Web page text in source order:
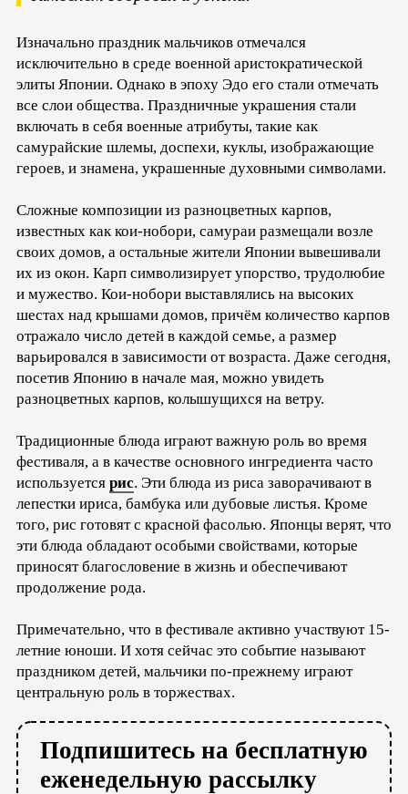
Изначально праздник мальчиков отмечался
исключительно в среде военной аристократической
элиты Японии. Однако в эпоху Эдо его стали отмечать
все слои общества. Праздничные украшения стали
включать в себя военные атрибуты, такие как
самурайские шлемы, доспехи, куклы, изображающие
героев, и знамена, украшенные духовными символами.
Сложные композиции из разноцветных карпов,
известных как кои-нобори, самураи размещали возле
своих домов, а остальные жители Японии вывешивали
их из окон. Карп символизирует упорство, трудолюбие
и мужество. Кои-нобори выставлялись на высоких
шестах над крышами домов, причём количество карпов
отражало число детей в каждой семье, а размер
варьировался в зависимости от возраста. Даже сегодня,
посетив Японию в начале мая, можно увидеть
разноцветных карпов, колышущихся на ветру.
Традиционные блюда играют важную роль во время
фестиваля, а в качестве основного ингредиента часто
используется рис. Эти блюда из риса заворачивают в
лепестки ириса, бамбука или дубовые листья. Кроме
того, рис готовят с красной фасолью. Японцы верят, что
эти блюда обладают особыми свойствами, которые
приносят благословение в жизнь и обеспечивают
продолжение рода.
Примечательно, что в фестивале активно участвуют 15-
летние юноши. И хотя сейчас это событие называют
праздником детей, мальчики по-прежнему играют
центральную роль в торжествах.
Подпишитесь на бесплатную
еженедельную рассылку